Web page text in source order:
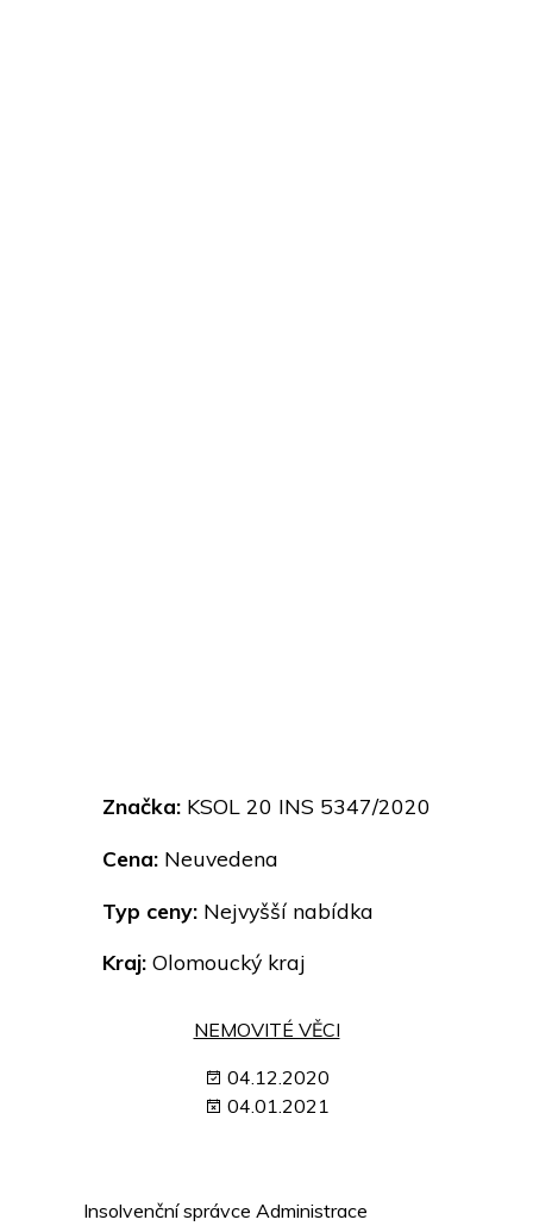
Značka: KSOL 20 INS 5347/2020
Cena: Neuvedena
Typ ceny: Nejvyšší nabídka
Kraj: Olomoucký kraj
NEMOVITÉ VĚCI
04.12.2020
04.01.2021
Insolvenční správce Administrace